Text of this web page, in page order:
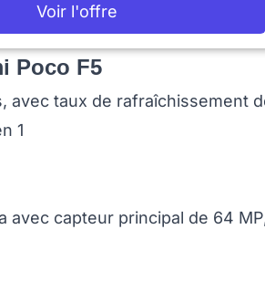
Voir l'offre
Poco F5
avec taux de rafraîchissement
1
avec capteur principal de 64